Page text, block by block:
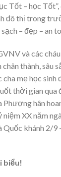
Tốt – học
đô thị trong
– đẹp – an
và các
thành, sâu
mẹ học sinh
thời gian qua
hân
XX năm
Quốc khánh 2/9
biểu!